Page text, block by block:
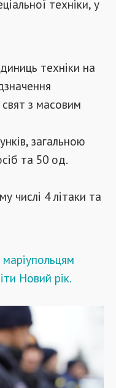
техніки, у
техніки на
з масовим
загальною
та 50 од.
числі 4 літаки та
маріупольцям
Новий рік.